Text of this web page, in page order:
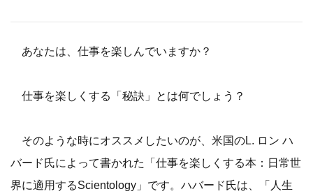
あなたは、仕事を楽しんでいますか？
仕事を楽しくする「秘訣」とは何でしょう？
そのような時にオススメしたいのが、米国のL. ロン ハ
バード氏によって書かれた「仕事を楽しくする本：日常世
界に適用するScientology」です。ハバード氏は、「人生